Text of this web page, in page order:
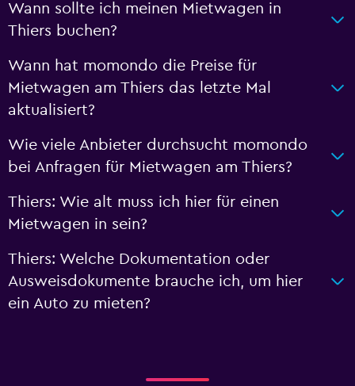
Wann sollte ich meinen Mietwagen in
Thiers buchen?
Wann hat momondo die Preise für
Mietwagen am Thiers das letzte Mal
aktualisiert?
Wie viele Anbieter durchsucht momondo
bei Anfragen für Mietwagen am Thiers?
Thiers: Wie alt muss ich hier für einen
Mietwagen in sein?
Thiers: Welche Dokumentation oder
Ausweisdokumente brauche ich, um hier
ein Auto zu mieten?